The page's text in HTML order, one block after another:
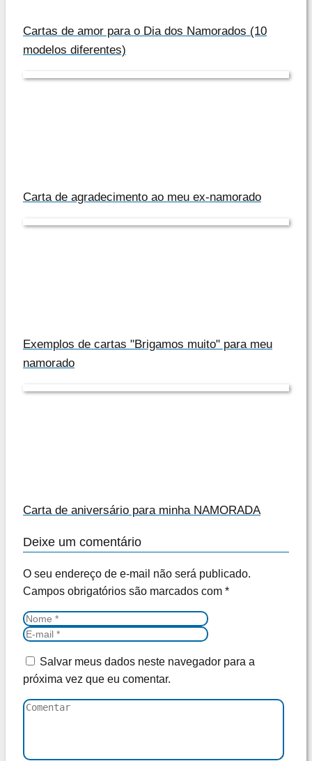
Cartas de amor para o Dia dos Namorados (10
modelos diferentes)
Carta de agradecimento ao meu ex-namorado
Exemplos de cartas "Brigamos muito" para meu
namorado
Carta de aniversário para minha NAMORADA
Deixe um comentário
O seu endereço de e-mail não será publicado.
Campos obrigatórios são marcados com *
Salvar meus dados neste navegador para a
próxima vez que eu comentar.